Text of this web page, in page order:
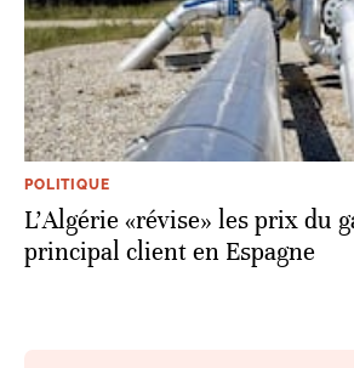
POLITIQUE
L'Algérie «révise» les prix du
principal client en Espagne